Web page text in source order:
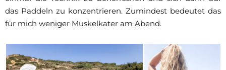
das Paddeln zu konzentrieren. Zumindest bedeutet das
für mich weniger Muskelkater am Abend.